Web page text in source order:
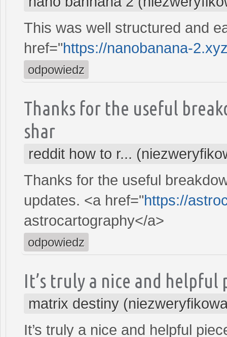
This was well structured and
href="https://nanobanana-
odpowiedz
Thanks for the useful
shar
reddit how to r...
Thanks for the useful
updates. <a href="https://
astrocartography</a>
odpowiedz
It’s truly a nice and helpful
matrix destiny
It’s truly a nice and helpful